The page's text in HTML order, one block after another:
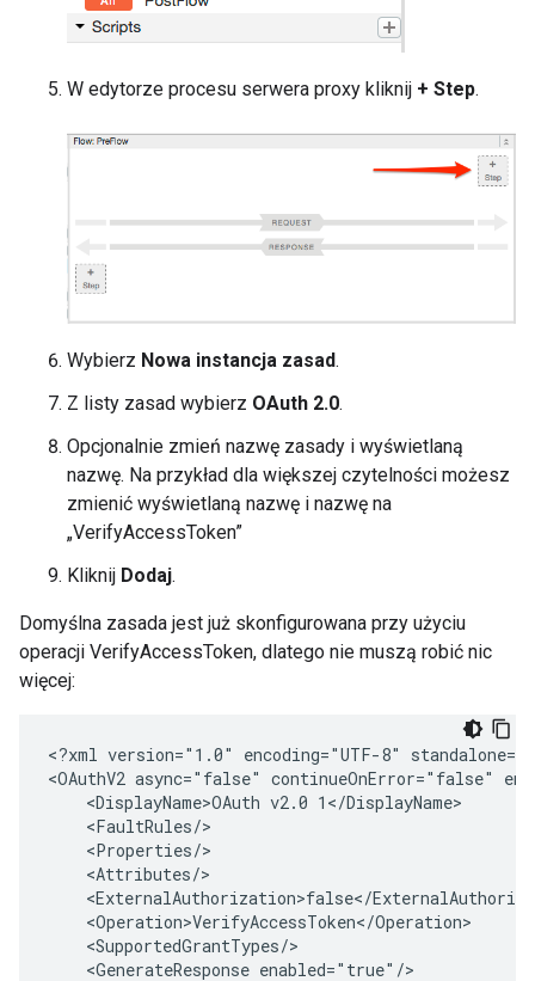
W edytorze procesu serwera proxy kliknij + Step.
Wybierz Nowa instancja zasad.
Z listy zasad wybierz OAuth 2.0.
Opcjonalnie zmień nazwę zasady i wyświetlaną
nazwę. Na przykład dla większej czytelności możesz
zmienić wyświetlaną nazwę i nazwę na
„VerifyAccessToken”
Kliknij Dodaj.
Domyślna zasada jest już skonfigurowana przy użyciu
operacji VerifyAccessToken, dlatego nie muszą robić nic
więcej:
<?xml version="1.0" encoding="UTF-8"
<OAuthV2 async="false" continueOnError="false"
    <DisplayName>OAuth v2.0 1</DisplayName>
    <FaultRules/>
    <Properties/>
    <Attributes/>
<ExternalAuthorization>false</
    <Operation>VerifyAccessToken</Operation>
    <SupportedGrantTypes/>
    <GenerateResponse enabled="true"/>